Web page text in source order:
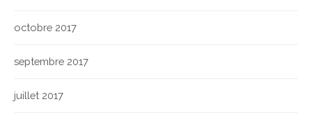
octobre 2017
septembre 2017
juillet 2017